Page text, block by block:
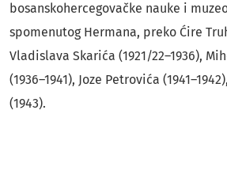
bosanskohercegovačke nauke i
spomenutog Hermana, preko Ćire
Vladislava Skarića (1921/22–1936),
(1936–1941), Joze Petrovića
(1943).